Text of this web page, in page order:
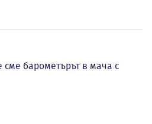
барометърът в мача с